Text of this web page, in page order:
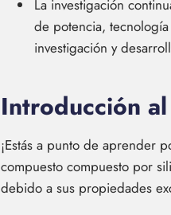
La investigación
de potencia,
investigación y
Introducción
¡Estás a punto de aprender
compuesto compuesto por
debido a sus propiedades